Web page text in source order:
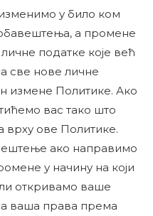
у било ком
а промене
податке које већ
све нове личне
измене Политике. Ако
вас тако што
врху ове Политике.
ако направимо
у начину на који
откривамо ваше
ваша права према